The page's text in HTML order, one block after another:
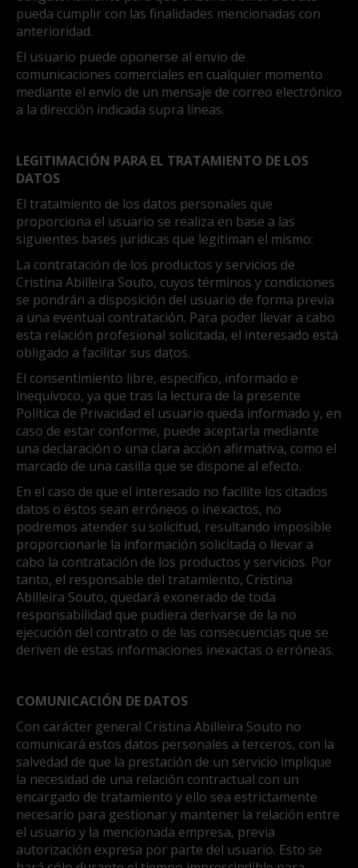
pueda cumplir con las finalidades mencionadas con
anterioridad.
El usuario puede oponerse al envío de
comunicaciones comerciales en cualquier momento
mediante el envío de un mensaje de correo electrónico
a la dirección indicada supra líneas.
LEGITIMACIÓN PARA EL TRATAMIENTO DE LOS
DATOS
El tratamiento de los datos personales que
proporciona el usuario se realiza en base a las
siguientes bases jurídicas que legitiman el mismo:
La contratación de los productos y servicios de
Cristina Abilleira Souto, cuyos términos y condiciones
se pondrán a disposición del usuario de forma previa
a una eventual contratación. Para poder llevar a cabo
esta relación profesional solicitada, el interesado está
obligado a facilitar sus datos.
El consentimiento libre, específico, informado e
inequívoco, ya que tras la lectura de la presente
Política de Privacidad el usuario queda informado y, en
caso de estar conforme, puede aceptarla mediante
una declaración o una clara acción afirmativa, como el
marcado de una casilla que se dispone al efecto.
En el caso de que el interesado no facilite los citados
datos o éstos sean erróneos o inexactos, no
podremos atender su solicitud, resultando imposible
proporcionarle la información solicitada o llevar a
cabo la contratación de los productos y servicios. Por
tanto, el responsable del tratamiento, Cristina
Abilleira Souto, quedará exonerado de toda
responsabilidad que pudiera derivarse de la no
ejecución del contrato o de las consecuencias que se
deriven de estas informaciones inexactas o erróneas.
COMUNICACIÓN DE DATOS
Con carácter general Cristina Abilleira Souto no
comunicará estos datos personales a terceros, con la
salvedad de que la prestación de un servicio implique
la necesidad de una relación contractual con un
encargado de tratamiento y ello sea estrictamente
necesario para gestionar y mantener la relación entre
el usuario y la mencionada empresa, previa
autorización expresa por parte del usuario. Esto se